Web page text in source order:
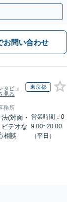
お問い合わせ
タビュ
見る
東京都
務所
(対面・
ビデオな
相談
営業時間：0
9:00~20:00
（平日）